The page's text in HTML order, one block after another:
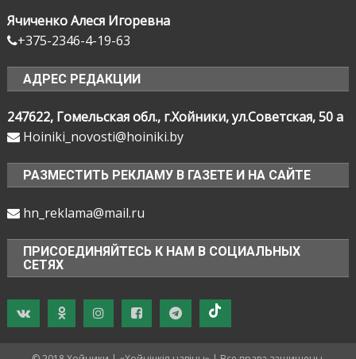
Ячиченко Алеся Игоревна
+375-2346-4-19-63
АДРЕС РЕДАКЦИИ
247622, Гомельская обл., г.Хойники, ул.Советская, 50 а
Hoiniki_novosti@hoiniki.by
РАЗМЕСТИТЬ РЕКЛАМУ В ГАЗЕТЕ И НА САЙТЕ
hn_reklama@mail.ru
ПРИСОЕДИНЯЙТЕСЬ К НАМ В СОЦИАЛЬНЫХ
СЕТЯХ